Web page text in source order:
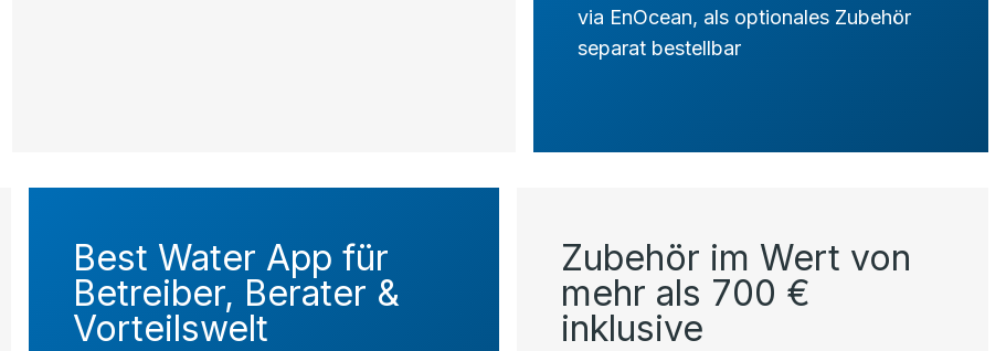
via EnOcean, als optionales Zubehör
separat bestellbar
Best Water App für
Betreiber, Berater &
Vorteilswelt
Zubehör im Wert von
mehr als 700 €
inklusive